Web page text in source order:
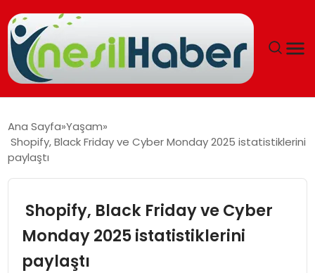
GÜNCEL
SOSYAL HABER
Ana Sayfa Yaşam
Shopify, Black Friday ve Cyber Monday 2025 istatistiklerini
paylaştı
Shopify, Black Friday ve Cyber
Monday 2025 istatistiklerini
paylaştı